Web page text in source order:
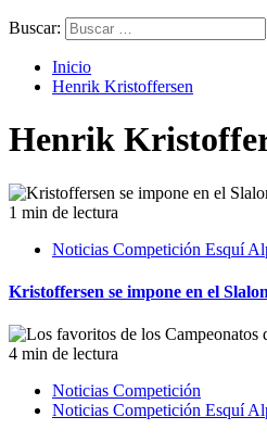
Buscar:
Inicio
Henrik Kristoffersen
Henrik
1 min de lectura
Noticias Competición Esquí
Kristoffersen se impone en el
4 min de lectura
Noticias Competición
Noticias Competición Esquí